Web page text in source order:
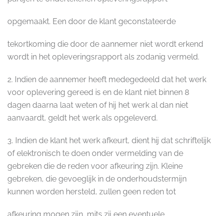
opgemaakt. Een door de klant geconstateerde
tekortkoming die door de aannemer niet wordt erkend
wordt in het opleveringsrapport als zodanig vermeld.
2. Indien de aannemer heeft medegedeeld dat het werk
voor oplevering gereed is en de klant niet binnen 8
dagen daarna laat weten of hij het werk al dan niet
aanvaardt, geldt het werk als opgeleverd.
3. Indien de klant het werk afkeurt, dient hij dat schriftelijk
of elektronisch te doen onder vermelding van de
gebreken die de reden voor afkeuring zijn. Kleine
gebreken, die gevoeglijk in de onderhoudstermijn
kunnen worden hersteld, zullen geen reden tot
afkeuring mogen zijn, mits zij een eventuele